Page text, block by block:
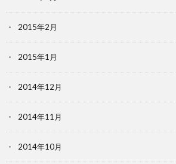
2015年2月
2015年1月
2014年12月
2014年11月
2014年10月